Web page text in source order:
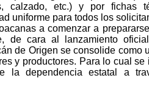
calzado, etc.) y por fichas
uniforme para todos los
a comenzar a
de cara al lanzamiento
de Origen se consolide como
y productores. Para lo cual se
la dependencia estatal a